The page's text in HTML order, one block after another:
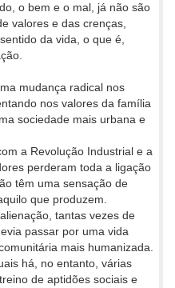
o bem e o mal, já não são
valores e das crenças,
da vida, o que é,
mudança radical nos
nos valores da família
sociedade mais urbana e
a Revolução Industrial e a
perderam toda a ligação
têm uma sensação de
que produzem.
tantas vezes de
passar por uma vida
mais humanizada.
há, no entanto, várias
de aptidões sociais e